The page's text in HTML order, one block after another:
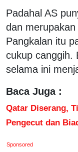
Padahal AS
dan
Pangkalan itu
cukup canggih.
selama ini
Baca Juga :
Qatar Diserang,
Pengecut dan
Sponsored